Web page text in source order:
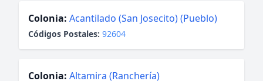
Colonia: Acantilado (San Josecito) (Pueblo)
Códigos Postales: 92604
Colonia: Altamira (Ranchería)